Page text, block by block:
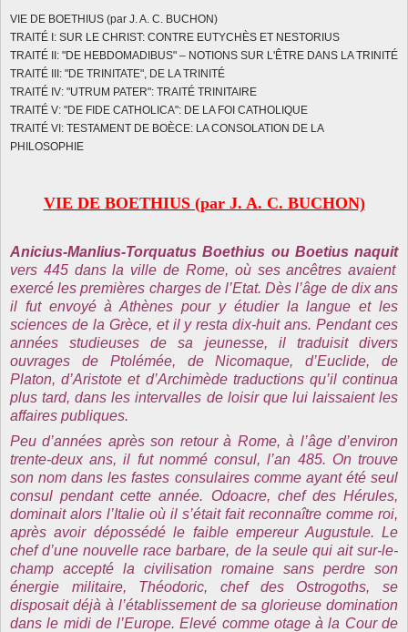
VIE DE BOETHIUS (par J. A. C. BUCHON)
TRAITÉ I: SUR LE CHRIST: CONTRE EUTYCHÈS ET NESTORIUS
TRAITÉ II: "DE HEBDOMADIBUS" – NOTIONS SUR L'ÊTRE DANS LA TRINITÉ
TRAITÉ III: "DE TRINITATE", DE LA TRINITÉ
TRAITÉ IV: "UTRUM PATER": TRAITÉ TRINITAIRE
TRAITÉ V: "DE FIDE CATHOLICA": DE LA FOI CATHOLIQUE
TRAITÉ VI: TESTAMENT DE BOÈCE: LA CONSOLATION DE LA
PHILOSOPHIE
VIE DE BOETHIUS (par J. A. C. BUCHON)
Anicius-Manlius-Torquatus Boethius ou Boetius naquit
vers 445 dans la ville de Rome, où ses ancêtres avaient
exercé les premières charges de l’Etat. Dès l’âge de dix ans
il fut envoyé à Athènes pour y étudier la langue et les
sciences de la Grèce, et il y resta dix-huit ans. Pendant ces
années studieuses de sa jeunesse, il traduisit divers
ouvrages de Ptolémée, de Nicomaque, d’Euclide, de
Platon, d’Aristote et d’Archimède traductions qu’il continua
plus tard, dans les intervalles de loisir que lui laissaient les
affaires publiques.
Peu d’années après son retour à Rome, à l’âge d’environ
trente-deux ans, il fut nommé consul, l’an 485. On trouve
son nom dans les fastes consulaires comme ayant été seul
consul pendant cette année. Odoacre, chef des Hérules,
dominait alors l’Italie où il s’était fait reconnaître comme roi,
après avoir dépossédé le faible empereur Augustule. Le
chef d’une nouvelle race barbare, de la seule qui ait sur-le-
champ accepté la civilisation romaine sans perdre son
énergie militaire, Théodoric, chef des Ostrogoths, se
disposait déjà à l’établissement de sa glorieuse domination
dans le midi de l’Europe. Elevé comme otage àla Courde